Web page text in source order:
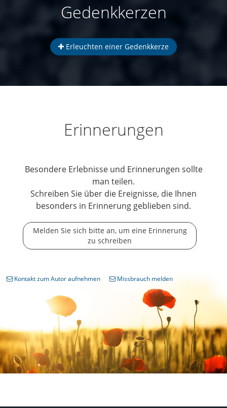
Gedenkkerzen
Erleuchten einer Gedenkkerze
Erinnerungen
Besondere Erlebnisse und Erinnerungen sollte
man teilen.
Schreiben Sie über die Ereignisse, die Ihnen
besonders in Erinnerung geblieben sind.
Melden Sie sich bitte an, um eine Erinnerung
zu schreiben
Kontakt zum Autor aufnehmen Missbrauch melden